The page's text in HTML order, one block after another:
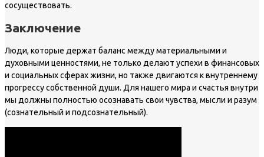
сосуществовать.
Заключение
Люди, которые держат баланс между материальными и
духовными ценностями, не только делают успехи в финансовых
и социальных сферах жизни, но также двигаются к внутреннему
прогрессу собственной души. Для нашего мира и счастья внутри
мы должны полностью осознавать свои чувства, мысли и разум
(сознательный и подсознательный).